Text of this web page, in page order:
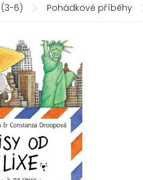
6) Pohádkové příběhy